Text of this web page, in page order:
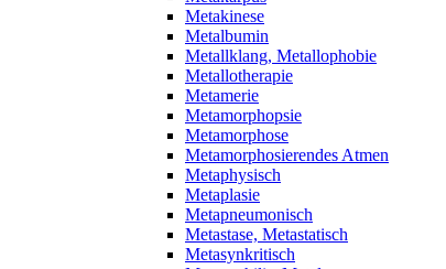
Metakinese
Metalbumin
Metallklang, Metallophobie
Metallotherapie
Metamerie
Metamorphopsie
Metamorphose
Metamorphosierendes Atmen
Metaphysisch
Metaplasie
Metapneumonisch
Metastase, Metastatisch
Metasynkritisch